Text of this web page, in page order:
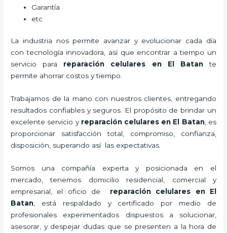
Garantía
etc
La industria nos permite avanzar y evolucionar cada día
con tecnología innovadora, así que encontrar a tiempo un
servicio para reparación celulares en El Batante
permite ahorrar costos y tiempo.
Trabajamos de la mano con nuestros clientes, entregando
resultados confiables y seguros. El propósito de brindar un
excelente servicio y reparación celulares en El Batan, es
proporcionar satisfacción total, compromiso, confianza,
disposición, superando así las expectativas.
Somos una compañía experta y posicionada en el
mercado, tenemos domicilio residencial, comercial y
empresarial, el oficio de reparación celulares en El
Batan , está respaldado y certificado por medio de
profesionales experimentados dispuestos a solucionar,
asesorar, y despejar dudas que se presenten a la hora de